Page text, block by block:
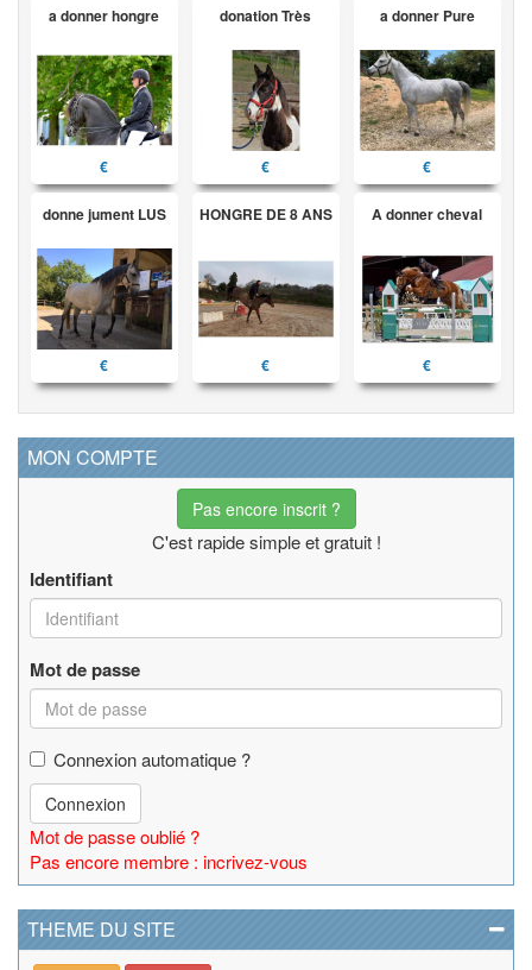
a donner hongre
€
donation Très
€
a donner Pure
€
donne jument LUS
€
HONGRE DE 8 ANS
€
A donner cheval
€
MON COMPTE
Pas encore inscrit ?
C'est rapide simple et gratuit !
Identifiant
Mot de passe
Connexion automatique ?
Connexion
Mot de passe oublié ?
Pas encore membre : incrivez-vous
THEME DU SITE